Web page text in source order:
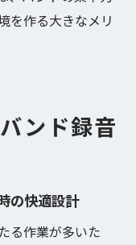
を作る大きなメリ
ンド録音
の快適設計
る作業が多いた